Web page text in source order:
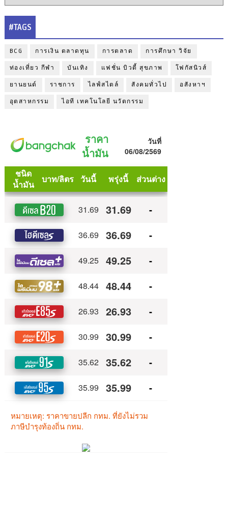
#TAGS
BCG การเงิน ตลาดทุน การตลาด การศึกษา วิจัย
ท่องเที่ยว กีฬา บันเทิง แฟชั่น บิวตี้ สุขภาพ โฟกัสนิวส์
ยานยนต์ ราชการ ไลฟ์สไตล์ สังคมทั่วไป อสังหาฯ
อุตสาหกรรม ไอที เทคโนโลยี นวัตกรรม